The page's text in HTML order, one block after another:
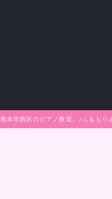
熊本市西区のピアノ教室。♪ふるも